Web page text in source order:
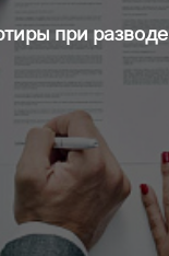
при разводе